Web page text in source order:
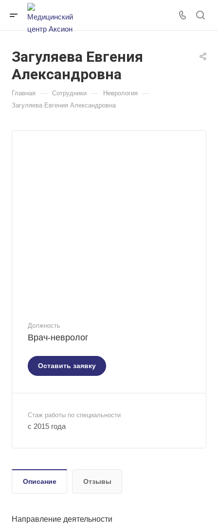
Загуляева Евгения
Александровна
Главная — Сотрудники — Неврология —
Загуляева Евгения Александровна
Должность
Врач-невролог
Оставить заявку
Стаж работы по специальности
с 2015 года
Описание Отзывы
Направление деятельности